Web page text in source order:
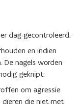
dag gecontroleerd.
en indien
De nagels worden
geknipt.
om agressie
die niet met